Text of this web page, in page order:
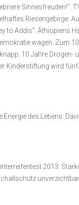
Sinnesfreuden!“.
Riesengebirge.
to Addis“. Äthiopiens
wagen. Zum
10 Jahre Drogen-
Kinderstiftung wird
Energie des Lebens.
2013: